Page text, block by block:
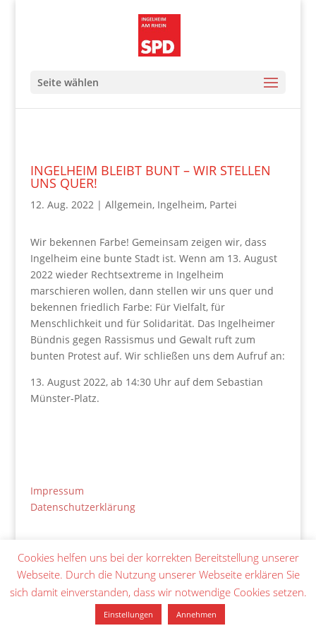
Seite wählen
INGELHEIM BLEIBT BUNT – WIR STELLEN
UNS QUER!
12. Aug. 2022| Allgemein, Ingelheim, Partei
Wir bekennen Farbe! Gemeinsam zeigen wir, dass
Ingelheim eine bunte Stadt ist. Wenn am 13. August
2022 wieder Rechtsextreme in Ingelheim
marschieren wollen, dann stellen wir uns quer und
bekennen friedlich Farbe: Für Vielfalt, für
Menschlichkeit und für Solidarität. Das Ingelheimer
Bündnis gegen Rassismus und Gewalt ruft zum
bunten Protest auf. Wir schließen uns dem Aufruf an:
13. August 2022, ab 14:30 Uhr auf dem Sebastian
Münster-Platz.
Impressum
Datenschutzerklärung
Copyright 2021 SPD Ingelheim
Cookies helfen uns bei der korrekten Bereitstellung unserer
Webseite. Durch die Nutzung unserer Webseite erklären Sie
sich damit einverstanden, dass wir notwendige Cookies setzen.
Einstellungen Annehmen